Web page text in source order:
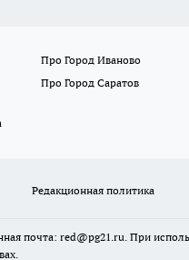
Про Город Иваново
Про Город Саратов
Редакционная политика
почта: red@pg21.ru. При